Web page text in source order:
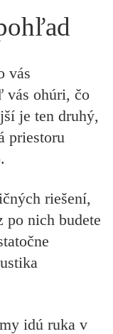
vás
vás ohúri, čo
je ten druhý,
priestoru
riešení,
po nich budete
idú ruka v